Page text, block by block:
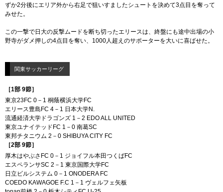
ずか2分後にエリア外から右足で狙いすましたシュートを決めて3点目を奪って
みせた。
この一撃で日大の反撃ムードを断ち切ったエリースは、終盤にも途中出場の小
野寺がダメ押しの4点目を奪い、1000人超えのサポーターを大いに喜ばせた。
関東サッカーリーグ
［1部 9節］
東京23FC 0－1 桐蔭横浜大学FC
エリース豊島FC 4－1 日本大学N.
流通経済大学ドラゴンズ 1－2 EDO ALL UNITED
東京ユナイテッドFC 1－0 南葛SC
東邦チタニウム 2－0 SHIBUYA CITY FC
［2部 9節］
厚木はやぶさFC 0－1 ジョイフル本田つくばFC
エスペランサSC 2－1 東京国際大学FC
日立ビルシステム 0－1 ONODERA FC
COEDO KAWAGOE F.C 1－1 ヴェルフェ矢板